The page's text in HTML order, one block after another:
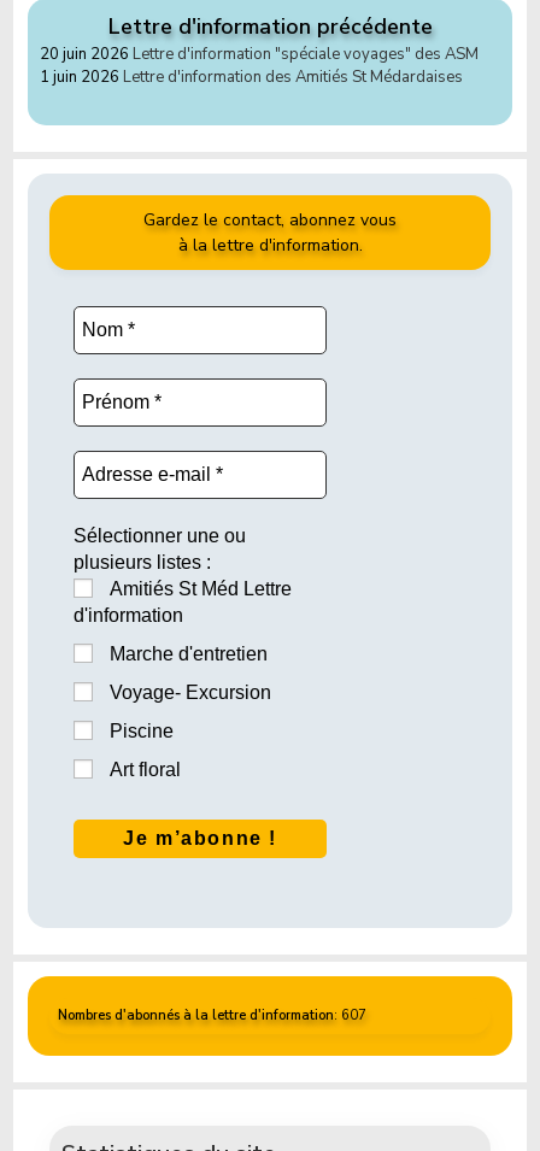
Lettre d'information précédente
20 juin 2026 Lettre d'information "spéciale voyages" des ASM
1 juin 2026 Lettre d'information des Amitiés St Médardaises
Gardez le contact, abonnez vous
à la lettre d'information.
Sélectionner une ou
plusieurs listes :
Amitiés St Méd Lettre
d'information
Marche d'entretien
Voyage- Excursion
Piscine
Art floral
Nombres d'abonnés à la lettre d'information: 607